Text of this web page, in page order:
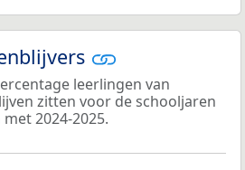
leerlingen van
zitten voor de schooljaren
2024-2025.